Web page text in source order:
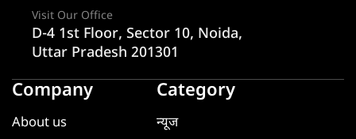
Visit Our Office
D-4 1st Floor, Sector 10, Noida,
Uttar Pradesh 201301
Company
About us
Category
न्यूज